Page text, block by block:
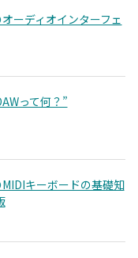
ーディオインターフェ
って何？”
キーボードの基礎知